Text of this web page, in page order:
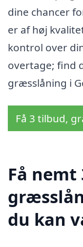
dine chancer
er af høj
kontrol over
overtage; find
græsslåning i
Få 3 tilbud,
Få
du kan